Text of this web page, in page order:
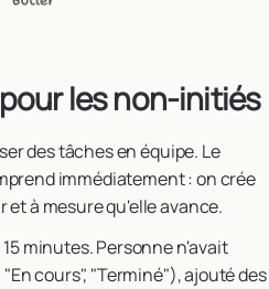
les non-initiés
des tâches en équipe. Le
immédiatement : on crée
à mesure qu'elle avance.
minutes. Personne n'avait
cours", "Terminé"), ajouté des